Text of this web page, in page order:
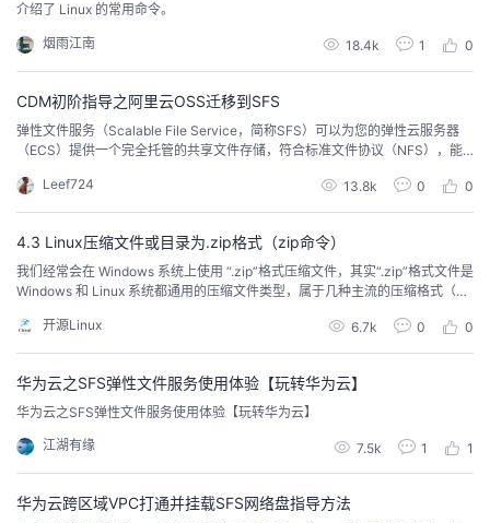
者
学
堂
我
的
课
我
的
证
我
实
验
的
收
藏
支
持
我
的
术
支
持
我
云
声
建
议
介绍了 Linux 的常用命令。
烟雨江南 18.4k 1 0
CDM初阶指导之阿里云OSS迁移到SFS
弹性文件服务（Scalable File Service，简称SFS）可以为您的弹性云服务器
（ECS）提供一个完全托管的共享文件存储，符合标准文件协议（NFS），能
力支持。迁移原理CDM支持将第三方云上对象存储的数据直接迁移到华为云SF
S，无需中转和写代码，实现数据直传。这里以迁移阿里云OSS的文件到华为云
Leef724 13.8k 0 0
4.3 Linux压缩文件或目录为.zip格式（zip命令）
我们经常会在 Windows 系统上使用 “.zip”格式压缩文件，其实“.zip”格式文件是
Windows 和 Linux 系统都通用的压缩文件类型，属于几种主流的压缩格式（zi
zip 命令，类似于 Windows 系统中的 winzip 压缩程序，其基本格式如下：[roo
t@localhost ~]#zip [...
开源Linux 6.7k 0 0
华为云之SFS弹性文件服务使用体验【玩转华为云】
华为云之SFS弹性文件服务使用体验【玩转华为云】
江湖有缘 7.5k 1 1
华为云跨区域VPC打通并挂载SFS网络盘指导方法